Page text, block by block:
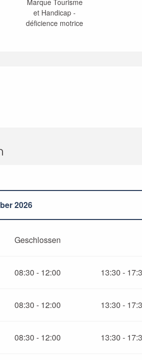
Marque Tourisme
et Handicap -
déficience motrice
2026
Geschlossen
08:30 - 12:00 13:30 -
08:30 - 12:00 13:30 -
08:30 - 12:00 13:30 -